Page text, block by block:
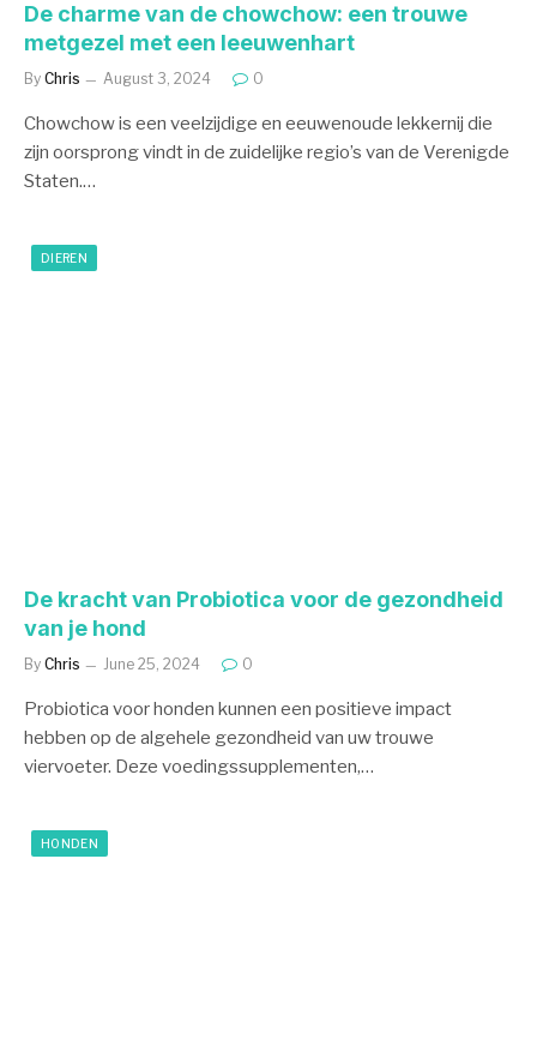
De charme van de chowchow: een trouwe
metgezel met een leeuwenhart
By Chris August 3, 2024 0
Chowchow is een veelzijdige en eeuwenoude lekkernij die
zijn oorsprong vindt in de zuidelijke regio’s van de Verenigde
Staten.…
DIEREN
De kracht van Probiotica voor de gezondheid
van je hond
By Chris June 25, 2024 0
Probiotica voor honden kunnen een positieve impact
hebben op de algehele gezondheid van uw trouwe
viervoeter. Deze voedingssupplementen,…
HONDEN